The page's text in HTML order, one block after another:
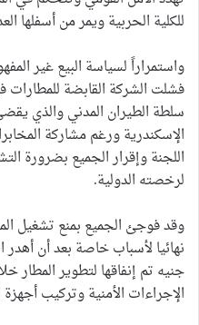
للكلية الحربية ويمر من أسفلها
واستمراراً لسياسة البيع غير
فشلت الشركة القابضة للمطارات
سلطة الطيران المدني والذي
الإسكندرية ورغم مشاركة
اللجنة وإقرار الجميع بضرورة
لرخصته الدولية.
وقد فوجئ الجميع بمنع تشغيل
جنيه تم إنفاقها لتطوير المطار
الإجراءات الأمنية وتركيب